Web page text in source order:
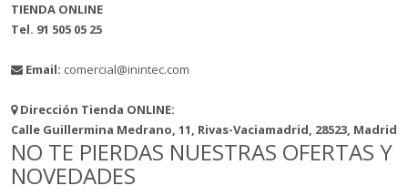
TIENDA ONLINE
Tel. 91 505 05 25
Email: comercial@inintec.com
Dirección Tienda ONLINE:
Calle Guillermina Medrano, 11, Rivas-Vaciamadrid, 28523, Madrid
NO TE PIERDAS NUESTRAS OFERTAS Y
NOVEDADES